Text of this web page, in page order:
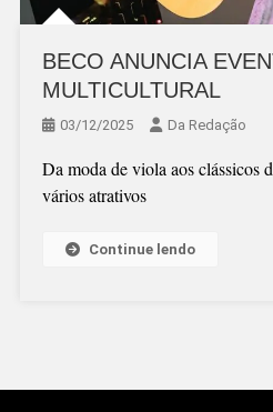
BECO ANUNCIA
MULTICULTURAL
03/12/2025 Da Redação
Da moda de viola aos clássicos
vários atrativos
Continue lendo